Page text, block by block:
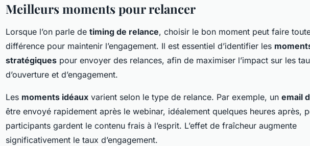
Meilleurs moments pour relancer
Lorsque l’on parle de timing de relance, choisir le bon moment peut faire
différence pour maintenir l’engagement. Il est essentiel d’identifier les
stratégiques pour envoyer des relances, afin de maximiser l’impact sur les
d’ouverture et d’engagement.
Les moments idéaux varient selon le type de relance. Par exemple, un email
être envoyé rapidement après le webinar, idéalement quelques heures après,
participants gardent le contenu frais à l’esprit. L’effet de fraîcheur augmente
significativement le taux d’engagement.